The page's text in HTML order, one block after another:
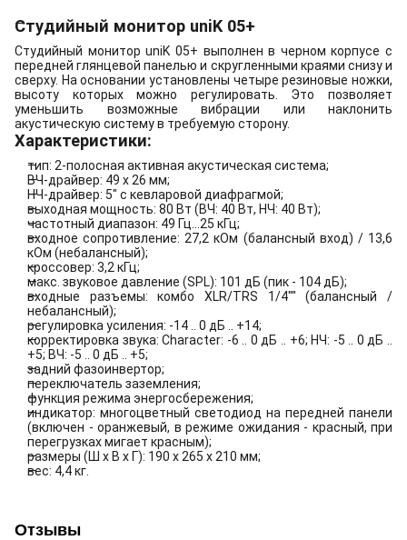
Студийный монитор uniK 05+
Студийный монитор uniK 05+ выполнен в черном корпусе с
передней глянцевой панелью и скругленными краями снизу и
сверху. На основании установлены четыре резиновые ножки,
высоту которых можно регулировать. Это позволяет
уменьшить возможные вибрации или наклонить
акустическую систему в требуемую сторону.
Характеристики:
тип: 2-полосная активная акустическая система;
ВЧ-драйвер: 49 х 26 мм;
НЧ-драйвер: 5" с кевларовой диафрагмой;
выходная мощность: 80 Вт (ВЧ: 40 Вт, НЧ: 40 Вт);
частотный диапазон: 49 Гц...25 кГц;
входное сопротивление: 27,2 кОм (балансный вход) / 13,6
кОм (небалансный);
кроссовер: 3,2 кГц;
макс. звуковое давление (SPL): 101 дБ (пик - 104 дБ);
входные разъемы: комбо XLR/TRS 1/4"" (балансный /
небалансный);
регулировка усиления: -14 .. 0 дБ .. +14;
корректировка звука: Character: -6 .. 0 дБ .. +6; НЧ: -5 .. 0 дБ ..
+5; ВЧ: -5 .. 0 дБ .. +5;
задний фазоинвертор;
переключатель заземления;
функция режима энергосбережения;
индикатор: многоцветный светодиод на передней панели
(включен - оранжевый, в режиме ожидания - красный, при
перегрузках мигает красным);
размеры (Ш х В х Г): 190 х 265 х 210 мм;
вес: 4,4 кг.
Отзывы